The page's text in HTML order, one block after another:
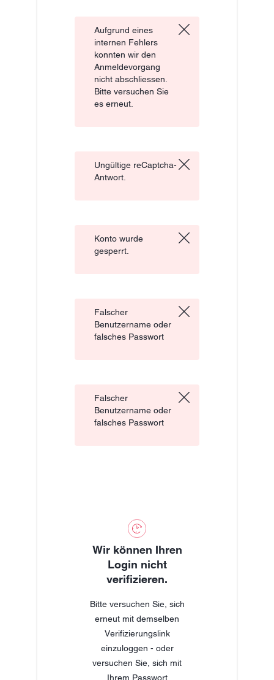
Aufgrund eines
internen Fehlers
konnten wir den
Anmeldevorgang
nicht abschliessen.
Bitte versuchen Sie
es erneut.
Ungültige reCaptcha-
Antwort.
Konto wurde
gesperrt.
Falscher
Benutzername oder
falsches Passwort
Falscher
Benutzername oder
falsches Passwort
Wir können Ihren
Login nicht
verifizieren.
Bitte versuchen Sie, sich
erneut mit demselben
Verifizierungslink
einzuloggen - oder
versuchen Sie, sich mit
Ihrem Passwort